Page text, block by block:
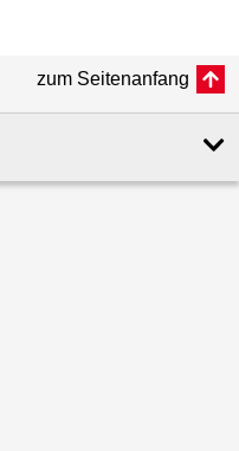
zum Seitenanfang